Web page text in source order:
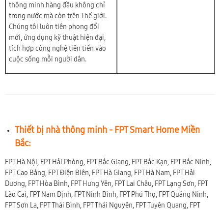
thông minh hàng đầu không chỉ
trong nước mà còn trên Thế giới.
Chúng tôi luôn tiên phong đổi
mới, ứng dụng kỹ thuật hiện đại,
tích hợp công nghệ tiên tiến vào
cuộc sống mỗi người dân.
Thiết bị nhà thông minh - FPT Smart Home Miền
Bắc:
FPT Hà Nội, FPT Hải Phòng, FPT Bắc Giang, FPT Bắc Kạn, FPT Bắc Ninh,
FPT Cao Bằng, FPT Điện Biên, FPT Hà Giang, FPT Hà Nam, FPT Hải
Dương, FPT Hòa Bình, FPT Hưng Yên, FPT Lai Châu, FPT Lạng Sơn, FPT
Lào Cai, FPT Nam Định, FPT Ninh Bình, FPT Phú Thọ, FPT Quảng Ninh,
FPT Sơn La, FPT Thái Bình, FPT Thái Nguyên, FPT Tuyên Quang, FPT